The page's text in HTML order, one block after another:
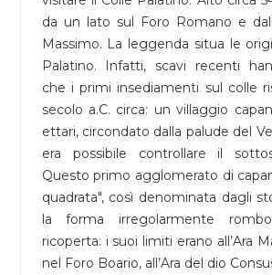
da un lato sul Foro Romano e
Massimo. La leggenda situa le
Palatino. Infatti, scavi recenti
che i primi insediamenti sul colle
secolo a.C. circa: un villaggio
ettari, circondato dalla palude del
era possibile controllare il
Questo primo agglomerato di
quadrata", così denominata dagli
la forma irregolarmente
ricoperta: i suoi limiti erano all’Ara
nel Foro Boario, all’Ara del dio